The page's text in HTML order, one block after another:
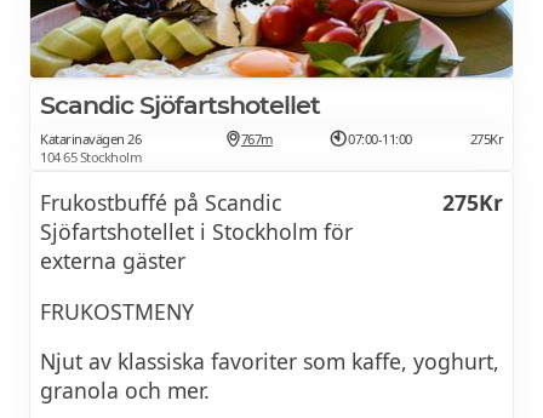
Frukt och grönsaker
Juicer, smoothie, ingefärsshot
Kaffe och te
och mycket mer...
Scandic Sjöfartshotellet
Katarinavägen 26
104 65 Stockholm
767m 07:00-11:00 275Kr
Frukostbuffé på Scandic
Sjöfartshotellet i Stockholm för
externa gäster
275Kr
FRUKOSTMENY
Njut av klassiska favoriter som kaffe, yoghurt,
granola och mer.